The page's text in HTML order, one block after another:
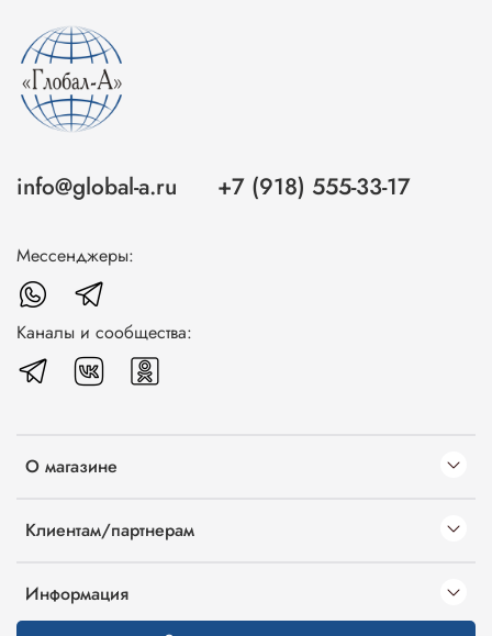
О магазине
Клиентам/партнерам
Информация
info@global-a.ru +7 (918) 555-33-17
Мессенджеры:
Каналы и сообщества: